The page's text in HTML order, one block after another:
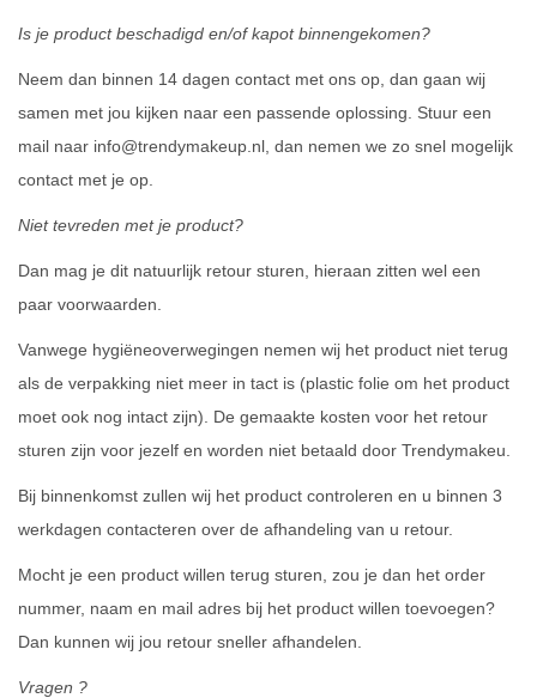
Is je product beschadigd en/of kapot binnengekomen?
Neem dan binnen 14 dagen contact met ons op, dan gaan wij
samen met jou kijken naar een passende oplossing. Stuur een
mail naar info@trendymakeup.nl, dan nemen we zo snel mogelijk
contact met je op.
Niet tevreden met je product?
Dan mag je dit natuurlijk retour sturen, hieraan zitten wel een
paar voorwaarden.
Vanwege hygiëneoverwegingen nemen wij het product niet terug
als de verpakking niet meer in tact is (plastic folie om het product
moet ook nog intact zijn). De gemaakte kosten voor het retour
sturen zijn voor jezelf en worden niet betaald door Trendymakeu.
Bij binnenkomst zullen wij het product controleren en u binnen 3
werkdagen contacteren over de afhandeling van u retour.
Mocht je een product willen terug sturen, zou je dan het order
nummer, naam en mail adres bij het product willen toevoegen?
Dan kunnen wij jou retour sneller afhandelen.
Vragen ?